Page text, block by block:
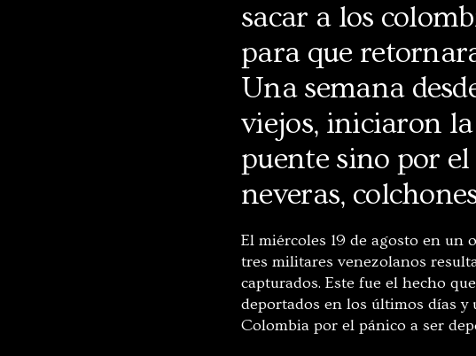
sacar a los
para que
Una semana
viejos, iniciaron
puente sino por
neveras,
El miércoles 19 de agosto en
tres militares venezolanos
capturados. Este fue el hecho
deportados en los últimos días
Colombia por el pánico a ser